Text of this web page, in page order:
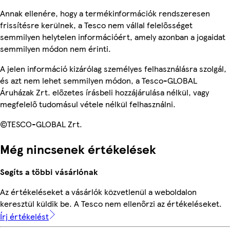
Annak ellenére, hogy a termékinformációk rendszeresen
frissítésre kerülnek, a Tesco nem vállal felelősséget
semmilyen helytelen információért, amely azonban a jogaidat
semmilyen módon nem érinti.
A jelen információ kizárólag személyes felhasználásra szolgál,
és azt nem lehet semmilyen módon, a Tesco-GLOBAL
Áruházak Zrt. előzetes írásbeli hozzájárulása nélkül, vagy
megfelelő tudomásul vétele nélkül felhasználni.
©TESCO-GLOBAL Zrt.
Még nincsenek értékelések
Segíts a többi vásárlónak
Az értékeléseket a vásárlók közvetlenül a weboldalon
keresztül küldik be. A Tesco nem ellenőrzi az értékeléseket.
Írj értékelést